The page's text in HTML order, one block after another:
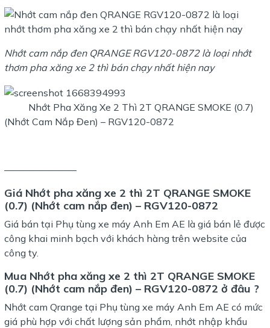
Nhớt cam nắp đen QRANGE RGV120-0872 là loại nhớt
thơm pha xăng xe 2 thì bán chạy nhất hiện nay
Nhớt Pha Xăng Xe 2 Thì 2T QRANGE SMOKE (0.7)
(Nhớt Cam Nắp Đen) – RGV120-0872
———————–
Giá Nhớt pha xăng xe 2 thì 2T QRANGE SMOKE
(0.7) (Nhớt cam nắp đen) – RGV120-0872
Giá bán tại Phụ tùng xe máy Anh Em AE là giá bán lẻ được
công khai minh bạch với khách hàng trên website của
công ty.
Mua Nhớt pha xăng xe 2 thì 2T QRANGE SMOKE
(0.7) (Nhớt cam nắp đen) – RGV120-0872 ở đâu ?
Nhớt cam Qrange tại Phụ tùng xe máy Anh Em AE có mức
giá phù hợp với chất lượng sản phẩm, nhớt nhập khẩu